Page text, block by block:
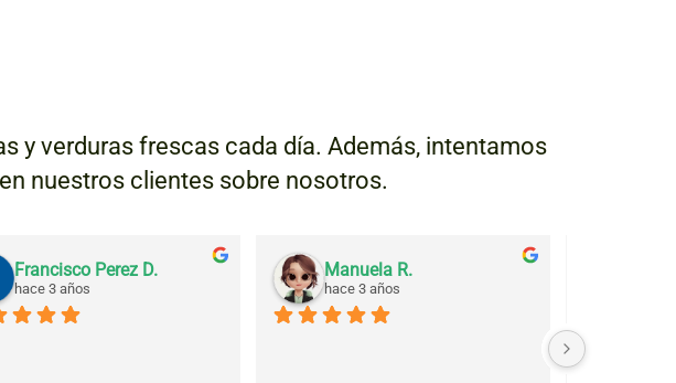
y verduras frescas cada día. Además, intentamos
nuestros clientes sobre nosotros.
Francisco Perez D.
hace 3 años
Manuela R.
hace 3 años